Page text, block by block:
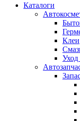
Каталоги
Клеи
Уход